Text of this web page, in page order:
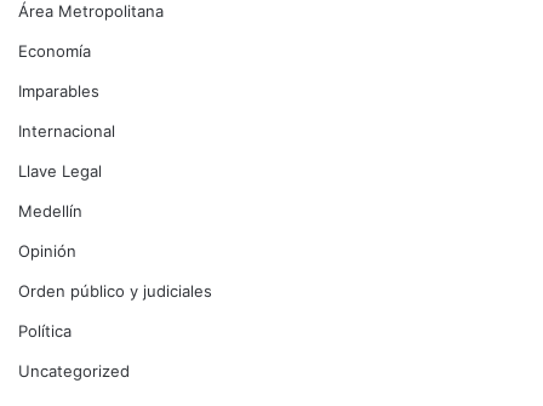
Área Metropolitana
Economía
Imparables
Internacional
Llave Legal
Medellín
Opinión
Orden público y judiciales
Política
Uncategorized